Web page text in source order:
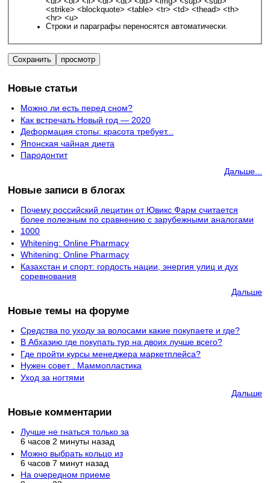
<strike> <blockquote> <table> <tr> <td> <thead> <th>
<hr> <u>
Строки и параграфы переносятся автоматически.
Новые статьи
Можно ли есть перед сном?
Как встречать Новый год — 2020
Деформация стопы: красота требует...
Японская чайная диета
Пародонтит
Дальше...
Новые записи в блогах
Почему российский лецитин от Ювикс Фарм считается
более полезным по сравнению с зарубежными аналогами
1000
Whitening: Online Pharmacy
Whitening: Online Pharmacy
Казахстан и спорт: гордость нации, энергия улиц и дух
соревнования
Дальше
Новые темы на форуме
Средства по уходу за волосами какие покупаете и где?
В Абхазию где покупать тур на двоих лучше всего?
Где пройти курсы менеджера маркетплейса?
Нужен совет . Маммопластика
Уход за ногтями
Дальше
Новые комментарии
Лучше не гнаться только за
6 часов 2 минуты назад
Можно выбрать кольцо из
6 часов 7 минут назад
На очередном приеме